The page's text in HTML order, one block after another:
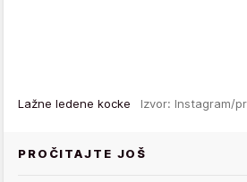
Lažne ledene kocke Izvor: Instagram/
PROČITAJTE JOŠ